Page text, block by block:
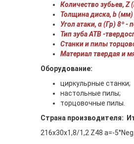
Количество зубьев, Z
Толщина диска, b (мм)
Угол атаки, α (Гр) 8º
Тип зуба ATB -
Станки и пилы
Материал твердая и
Оборудование:
циркульрные станки;
настольные пилы;
торцовочные пилы.
Страна производителя:
216x30x1,8/1,2 Z48 a=-